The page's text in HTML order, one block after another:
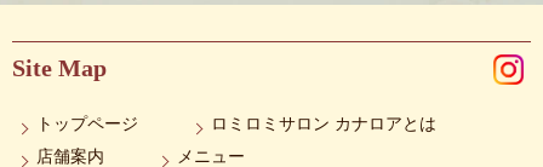
Site Map
トップページ
ロミロミサロン カナロアとは
店舗案内
メニュー